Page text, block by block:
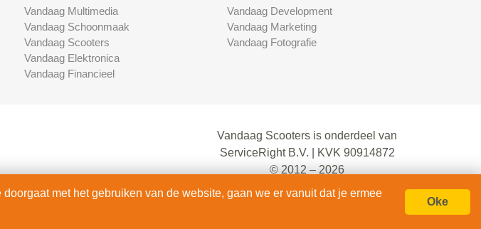
Vandaag Multimedia
Vandaag Schoonmaak
Vandaag Scooters
Vandaag Elektronica
Vandaag Financieel
Vandaag Development
Vandaag Marketing
Vandaag Fotografie
Vandaag Scooters is onderdeel van
ServiceRight B.V. | KVK 90914872
© 2012 – 2026
alle rechten voorbehouden.
met het gebruiken van de website, gaan we er vanuit dat je ermee
Oke